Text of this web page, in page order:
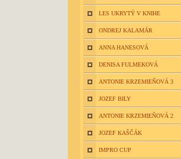
LES UKRYTÝ V KNIHE
ONDREJ KALAMÁR
ANNA HANESOVÁ
DENISA FULMEKOVÁ
ANTONIE KRZEMIEŇOVÁ 3
JOZEF BILY
ANTONIE KRZEMIEŇOVÁ 2
JOZEF KAŠČÁK
IMPRO CUP